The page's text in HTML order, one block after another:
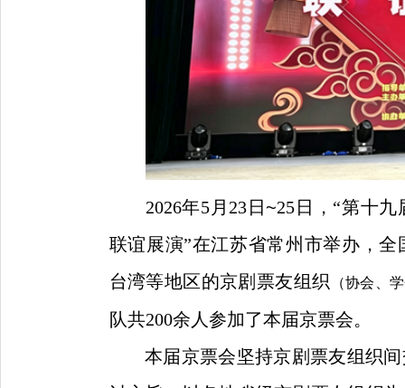
2026年5月23日 ~25日， “第十九
联谊展演”在江苏省常州市举办，
台湾等地区的京剧票友组织 （协会、
队共200余人参加了本届京票会。
本届京票会坚持京剧票友组织